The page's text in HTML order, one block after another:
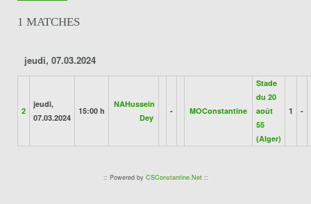
1 MATCHES
jeudi, 07.03.2024
2
jeudi,
07.03.2024
15:00 h
NAHussein
Dey
- MOConstantine
Stade
du 20
août
55
(Alger)
1 -
:: Powered by CSConstantine.Net::